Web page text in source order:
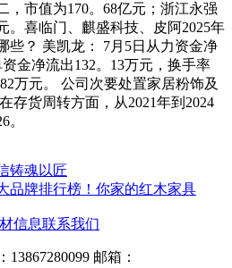
，市值为170。68亿元；浙江永强
。喜临门、麒盛科技、皮阿2025年
些？ 美凯龙： 7月5日从力资金净
金净流出132。13万元，换手率
万元。 公司次要处置家居粉饰及
存货周转方面，从2021年到2024
。
铸魂以匠
品牌排行榜！你家的红木家具
信息联系我们
13867280099 邮箱：